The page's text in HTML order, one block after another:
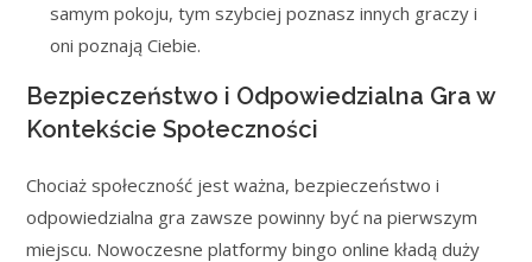
samym pokoju, tym szybciej poznasz innych graczy i
oni poznają Ciebie.
Bezpieczeństwo i Odpowiedzialna Gra w
Kontekście Społeczności
Chociaż społeczność jest ważna, bezpieczeństwo i
odpowiedzialna gra zawsze powinny być na pierwszym
miejscu. Nowoczesne platformy bingo online kładą duży